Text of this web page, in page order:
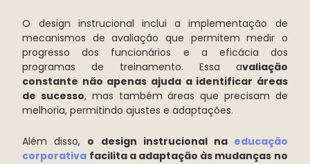
O design instrucional inclui a implementação de
mecanismos de avaliação que permitem medir o
progresso dos funcionários e a eficácia dos
programas de treinamento. Essa avaliação
constante não apenas ajuda a identificar áreas
de sucesso, mas também áreas que precisam de
melhoria, permitindo ajustes e adaptações.
Além disso, o design instrucional na educação
corporativa facilita a adaptação às mudanças no